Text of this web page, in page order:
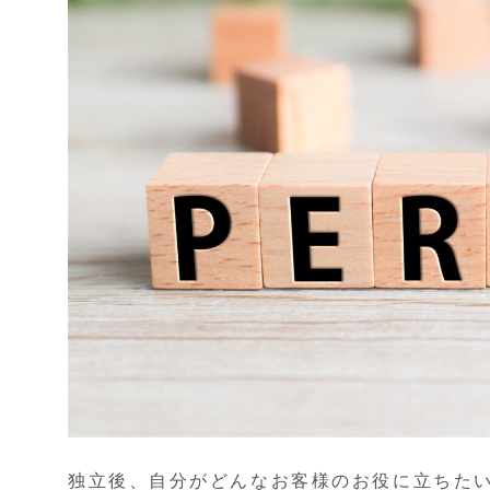
独立後、自分がどんなお客様のお役に立ちた